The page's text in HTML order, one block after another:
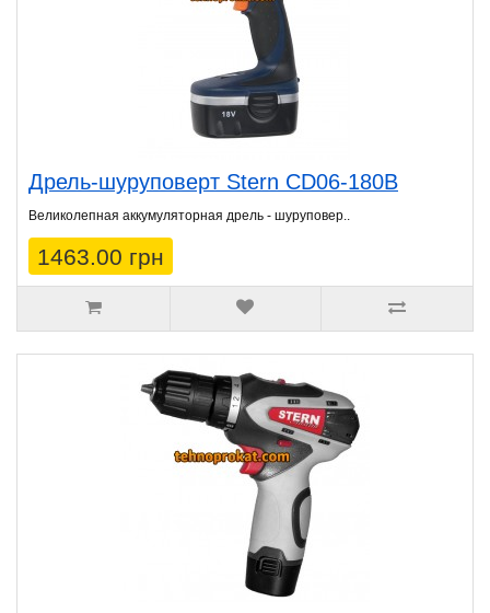
Дрель-шуруповерт Stern CD06-180B
Великолепная аккумуляторная дрель - шуруповер..
1463.00 грн